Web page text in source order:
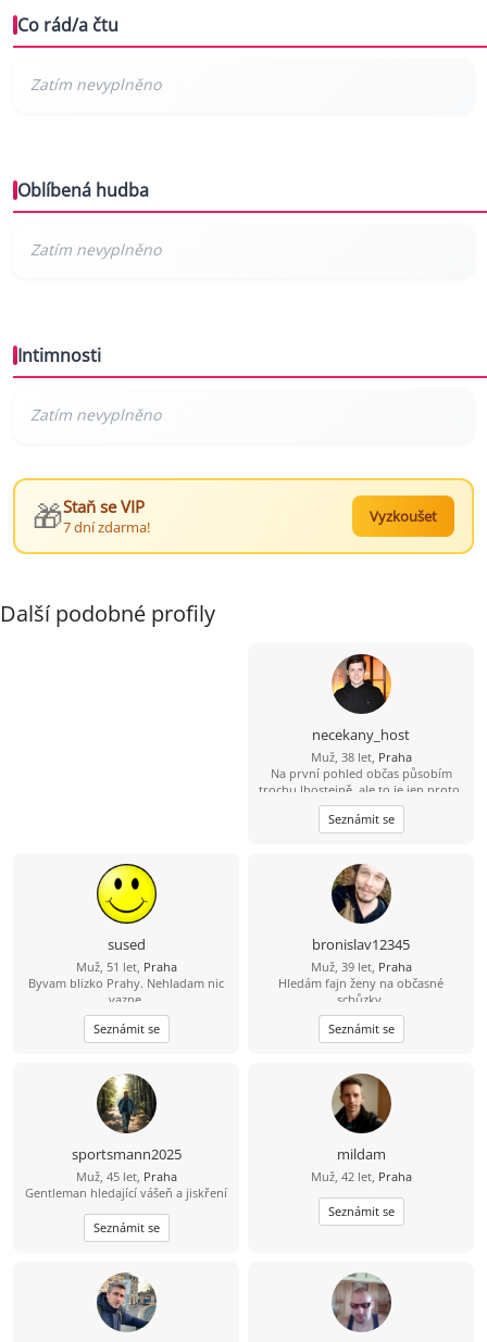
Co rád/a čtu
Oblíbená hudba
Intimnosti
🎁Staň se VIP
7 dní zdarma!
Vyzkoušet
Další podobné profily
necekany_host
Muž, 38 let, Praha
Na první pohled občas působím
trochu lhostejně, ale to je jen proto,
že svět raději tiše vnímám, než abych
měl potřebu ho neustále
komentovat. Pokud se se mnou
přeskočí sama.
Seznámit se
sused
Muž, 51 let, Praha
Byvam blizko Prahy. Nehladam nic
vazne.
Seznámit se
bronislav12345
Muž, 39 let, Praha
Hledám fajn ženy na občasné
schůzky.
Seznámit se
sportsmann2025
Muž, 45 let, Praha
Gentleman hledající vášeň a jiskření
Seznámit se
mildam
Muž, 42 let, Praha
Seznámit se